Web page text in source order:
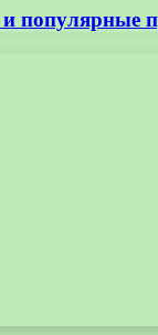
популярные